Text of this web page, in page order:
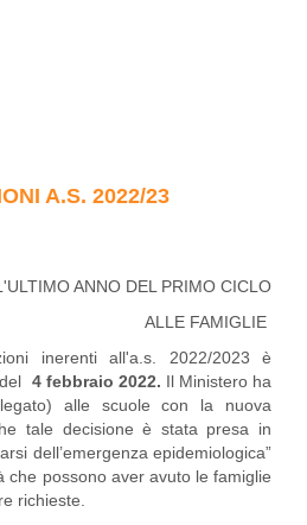
A.S. 2022/23
ANNO DEL PRIMO CICLO
ALLE FAMIGLIE
inerenti all'a.s. 2022/2023 è
del 4 febbraio 2022. Il Ministero ha
alle scuole con la nuova
tale decisione è stata presa in
dell’emergenza epidemiologica”
che possono aver avuto le famiglie
richieste.